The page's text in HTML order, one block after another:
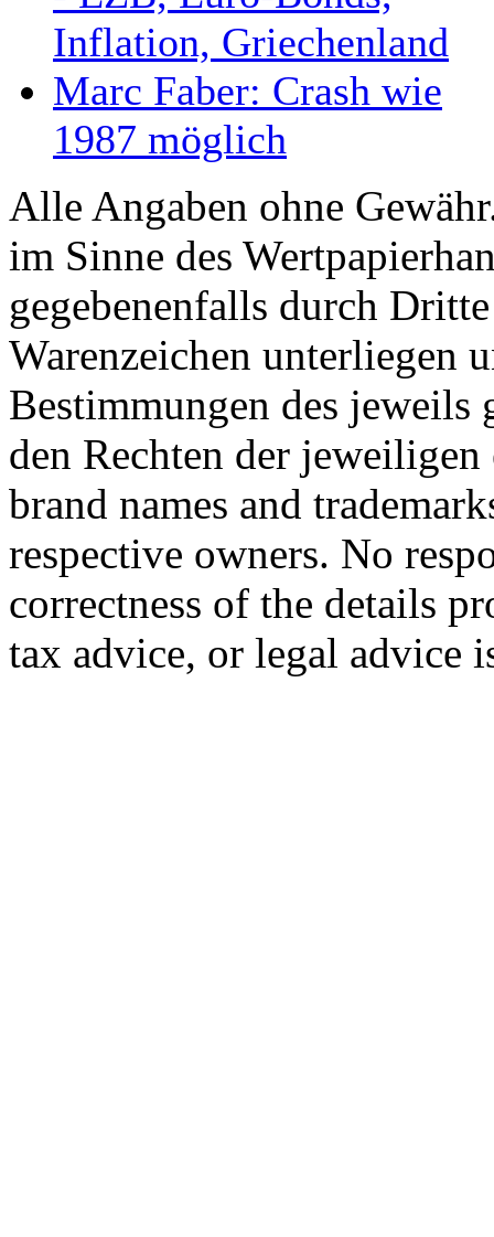
Inflation, Griechenland
Marc Faber: Crash wie
1987 möglich
Alle Angaben ohne
im Sinne des
gegebenenfalls durch
Warenzeichen unterliegen
Bestimmungen des jeweils
den Rechten der
brand names and
respective owners. No
correctness of the details
tax advice, or legal advice